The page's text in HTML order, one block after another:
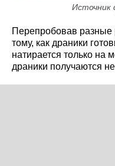
Источник
Перепробовав разные
тому, как драники
натирается только на
драники получаются